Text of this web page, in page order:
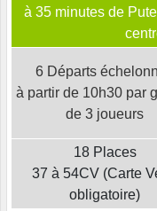
à 35 minutes de
6 Départs
à partir de 10h30 par
de 3 joueurs
18 Places
37 à 54CV (Carte
obligatoire)